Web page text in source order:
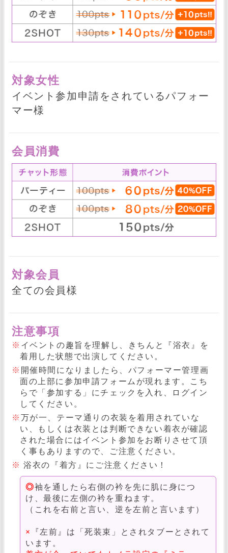
対象女性
イベント参加申請をされているパフォー
マー様
会員消費
対象会員
全ての会員様
注意事項
※ イベントの趣旨を理解し、きちんと『浴衣』を
着用した状態で出演してください。
※ 開催時間になりましたら、パフォーマー管理画
面の上部に参加申請フォームが現れます。こち
らで「参加する」にチェックを入れ、ログイン
してください。
※ 万が一、テーマ通りの衣装を着用されていな
い、もしくは衣装とは判断できない着衣が確認
された場合にはイベント参加をお断りさせて頂
く事もありますので、ご注意ください。
※ 浴衣の『着方』にご注意ください！
◎袖を通したら右側の衿を先に肌に身につ
け、最後に左側の衿を重ねます。
（これを右前と言い、逆を左前と言います）
×
『左前』は「死装束」とされタブーとされて
います。